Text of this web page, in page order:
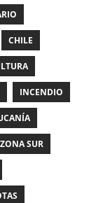
CHILE
INCENDIO
SUR